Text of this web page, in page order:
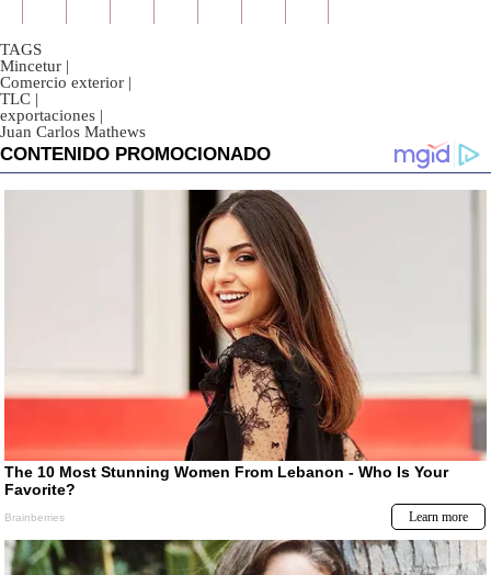
TAGS
Mincetur |
Comercio exterior |
TLC |
exportaciones |
Juan Carlos Mathews